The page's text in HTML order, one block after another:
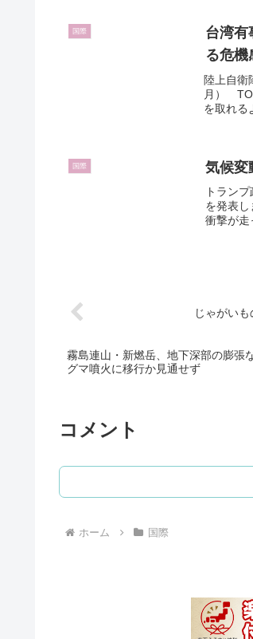
国際
台湾有
る危機
陸上自衛
月）
を取れる
国際 気候変
トラン
を発表し
衝撃が走
じゃがい
霧島連山・新燃岳、地下深部の膨張
グマ噴火に移行か見通せず
コメント
ホーム 国際